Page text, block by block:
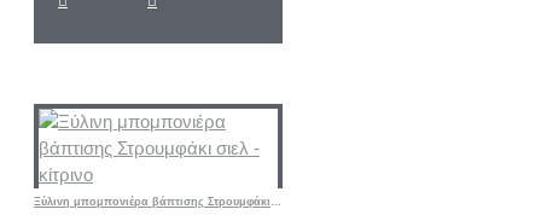
Ξύλινη μπομπονιέρα βάπτισης Στρουμφάκι σιελ - κίτρινο